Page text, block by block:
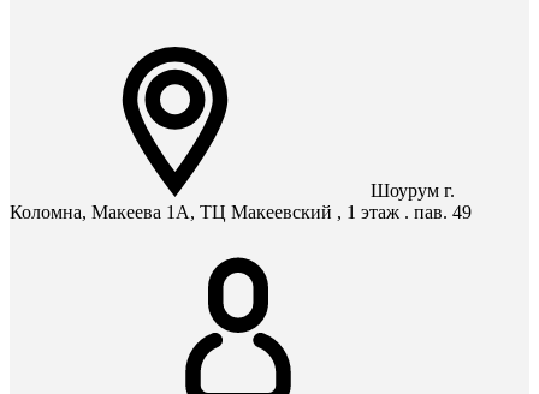
Шоурум г.
Коломна, Макеева 1А, ТЦ Макеевский , 1 этаж . пав. 49